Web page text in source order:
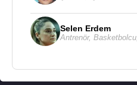
Selen Erdem
Antrenör, Basketbolcu